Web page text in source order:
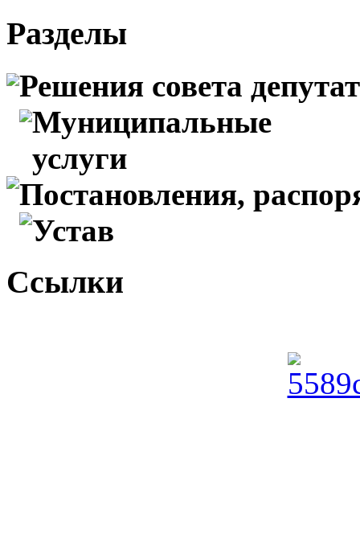
Разделы
Решения совета
Муниципальные
услуги
Постановления,
Устав
Ссылки